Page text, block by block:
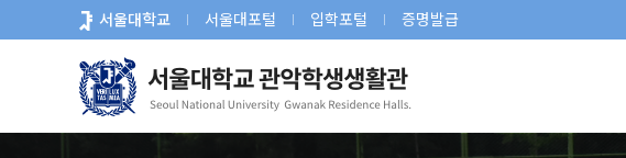
로
서울대학교 서울대포털 입학포털 증명발급